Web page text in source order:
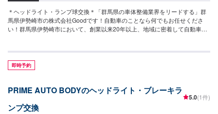
＊ヘッドライト・ランプ球交換＊「群馬県の車体整備業界をリードする」群
馬県伊勢崎市の株式会社Goodです！自動車のことなら何でもお任せくださ
い！群馬県伊勢崎市において、創業以来20年以上、地域に密着して自動車の
込み可！オファーの際、使用されるパーツのお写真や詳細などをお送りくだ
さい。＊代車について＊無料の代車をご用意しています。必要の際は代車を
ご利用ください。※代車の燃料は満タンになってますので、返却の際は満タン
日】日曜日・祝祭日・当社規定カレンダー
即時予約
PRIME AUTO BODYのヘッドライト・ブレーキラ
ンプ交換
5.0(1件)